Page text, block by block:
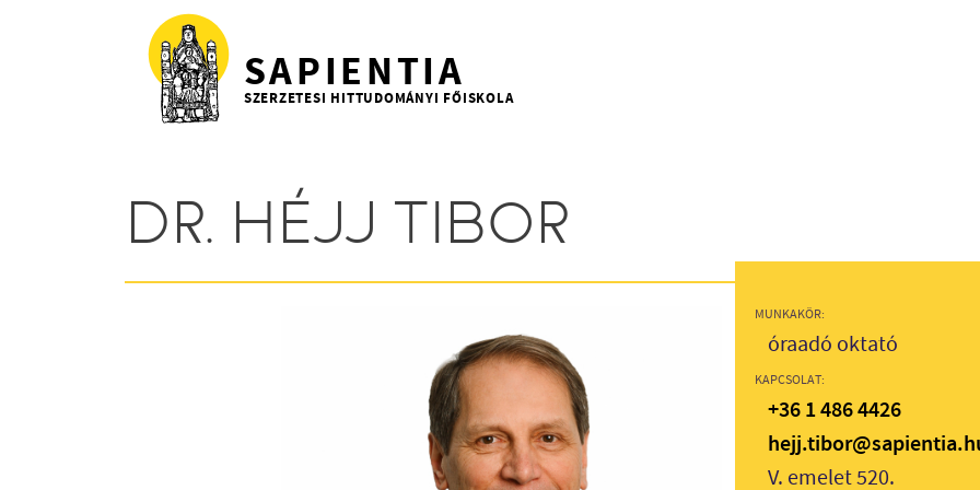
Ugrás a tartalomra
SAPIENTIA
SZERZETESI HITTUDOMÁNYI FŐISKOLA
DR. HÉJJ TIBOR
MUNKAKÖR:
óraadó oktató
KAPCSOLAT:
+36 1 486 4426
V. emelet 520.